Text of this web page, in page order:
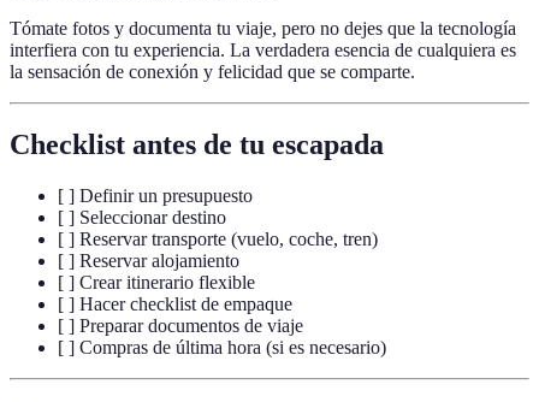
Tómate fotos y documenta tu viaje, pero no dejes que la tecnología
interfiera con tu experiencia. La verdadera esencia de cualquiera es
la sensación de conexión y felicidad que se comparte.
Checklist antes de tu escapada
[ ] Definir un presupuesto
[ ] Seleccionar destino
[ ] Reservar transporte (vuelo, coche, tren)
[ ] Reservar alojamiento
[ ] Crear itinerario flexible
[ ] Hacer checklist de empaque
[ ] Preparar documentos de viaje
[ ] Compras de última hora (si es necesario)